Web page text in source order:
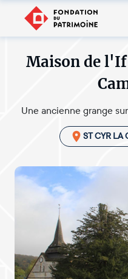
Maison de
Une ancienne grange
ST CYR LA